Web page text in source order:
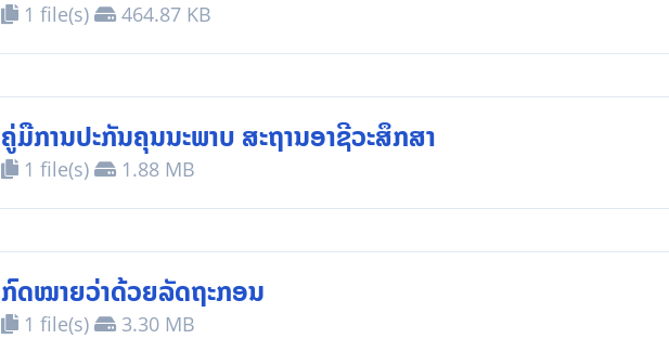
1 file(s) 464.87 KB
ຄູ່ມືການປະກັນຄຸນນະພາບ ສະຖານອາຊີວະສຶກສາ
1 file(s) 1.88 MB
ກົດໝາຍວ່າດ້ວຍລັດຖະກອນ
1 file(s) 3.30 MB